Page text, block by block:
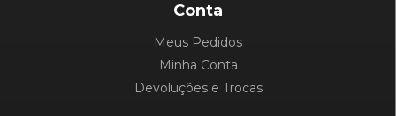
Conta
Meus Pedidos
Minha Conta
Devoluções e Trocas